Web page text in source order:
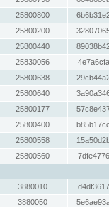
25800800
25800200
25800440
25830056
25800638
25800640
25800177
25800400
25800558
25800560
3880010
3880050